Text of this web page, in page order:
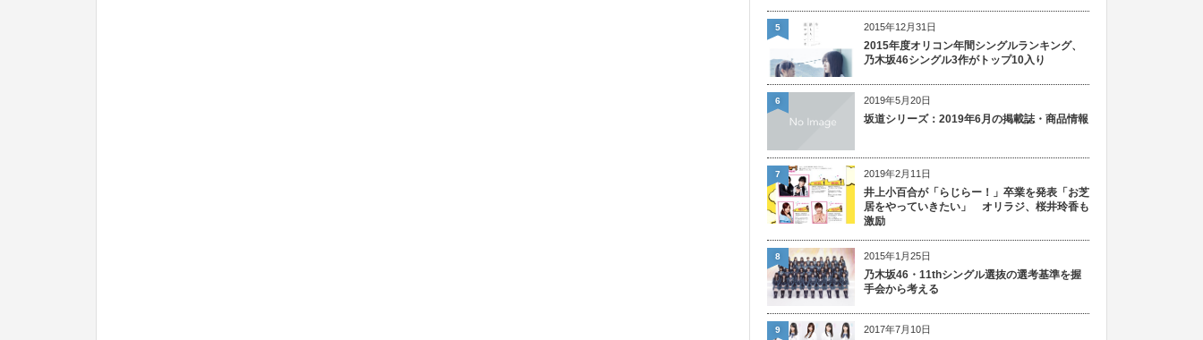
2015年12月31日
2015年度オリコン年間シングルランキング、
乃木坂46シングル3作がトップ10入り
5
2019年5月20日
坂道シリーズ：2019年6月の掲載誌・商品情報
6
2019年2月11日
井上小百合が「らじらー！」卒業を発表「お芝
居をやっていきたい」 オリラジ、桜井玲香も
激励
7
2015年1月25日
乃木坂46・11thシングル選抜の選考基準を握
手会から考える
8
2017年7月10日
9